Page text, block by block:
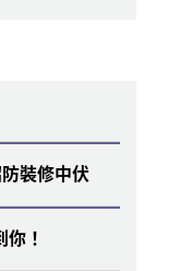
裝修中伏
！